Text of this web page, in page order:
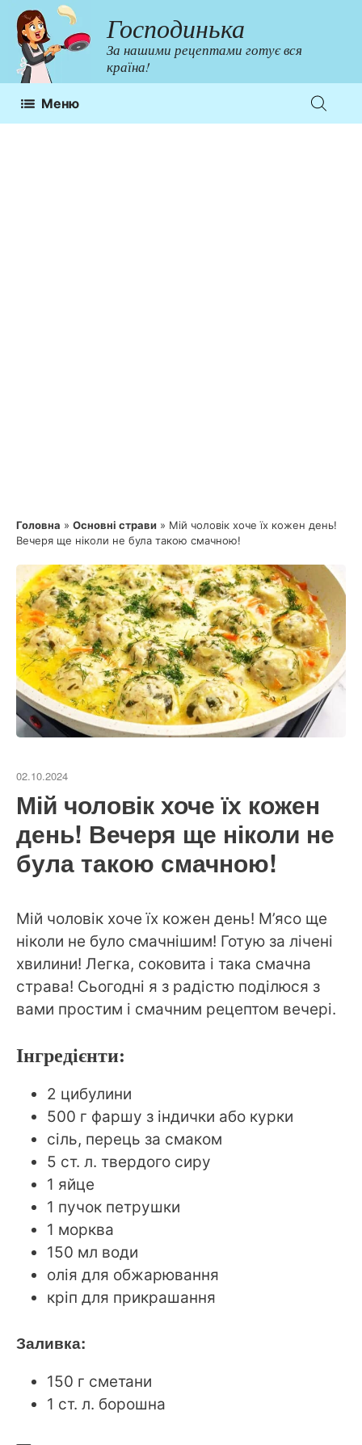
Перейти
до
контенту
Господинька
За нашими рецептами готує вся
країна!
Меню
Головна » Основні страви » Мій чоловік хоче їх кожен день!
Вечеря ще ніколи не була такою смачною!
02.10.2024
Мій чоловік хоче їх кожен
день! Вечеря ще ніколи не
була такою смачною!
Мій чоловік хоче їх кожен день! М’ясо ще
ніколи не було смачнішим! Готую за лічені
хвилини! Легка, соковита і така смачна
страва! Сьогодні я з радістю поділюся з
вами простим і смачним рецептом вечері.
Інгредієнти:
2 цибулини
500 г фаршу з індички або курки
сіль, перець за смаком
5 ст. л. твердого сиру
1 яйце
1 пучок петрушки
1 морква
150 мл води
олія для обжарювання
кріп для прикрашання
Заливка:
150 г сметани
1 ст. л. борошна